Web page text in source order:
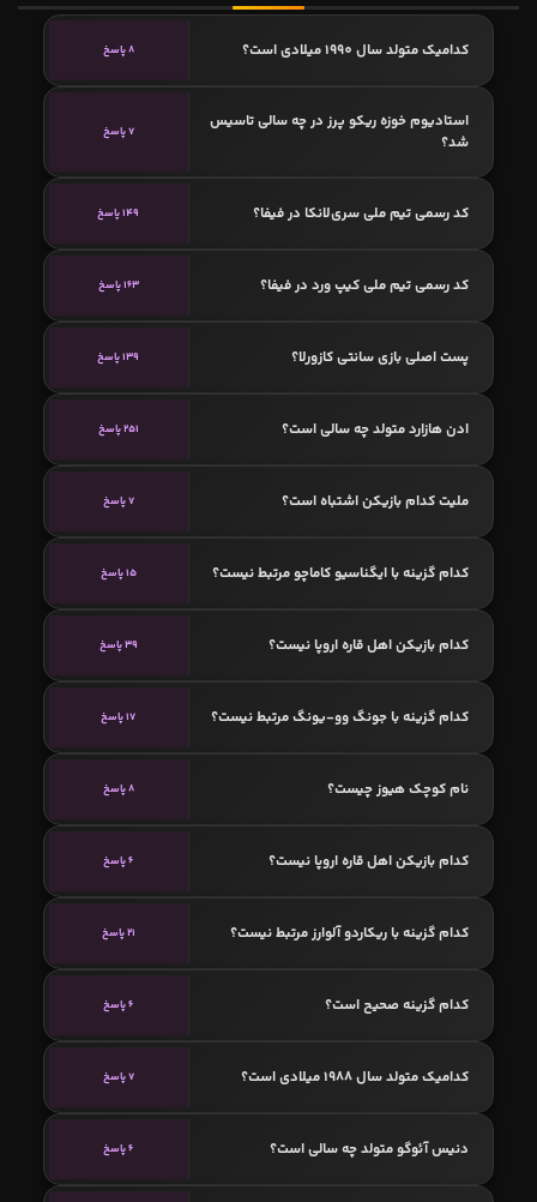
کدامیک متولد سال 1990 میلادی است؟ 8 پاسخ
استادیوم خوزه ریکو پرز در چه سالی تاسیس
شد؟
7 پاسخ
کد رسمی تیم ملی سری‌لانکا در فیفا؟ 149 پاسخ
کد رسمی تیم ملی کیپ ورد در فیفا؟ 163 پاسخ
پست اصلی بازی سانتی کازورلا؟ 139 پاسخ
ادن هازارد متولد چه سالی است؟ 251 پاسخ
ملیت کدام بازیکن اشتباه است؟ 7 پاسخ
کدام گزینه با ایگناسیو کاماچو مرتبط نیست؟ 15 پاسخ
کدام بازیکن اهل قاره اروپا نیست؟ 39 پاسخ
کدام گزینه با جونگ وو-یونگ مرتبط نیست؟ 17 پاسخ
نام کوچک هیوز چیست؟ 8 پاسخ
کدام بازیکن اهل قاره اروپا نیست؟ 6 پاسخ
کدام گزینه با ریکاردو آلوارز مرتبط نیست؟ 21 پاسخ
کدام گزینه صحیح است؟ 6 پاسخ
کدامیک متولد سال 1988 میلادی است؟ 7 پاسخ
دنیس آئوگو متولد چه سالی است؟ 6 پاسخ